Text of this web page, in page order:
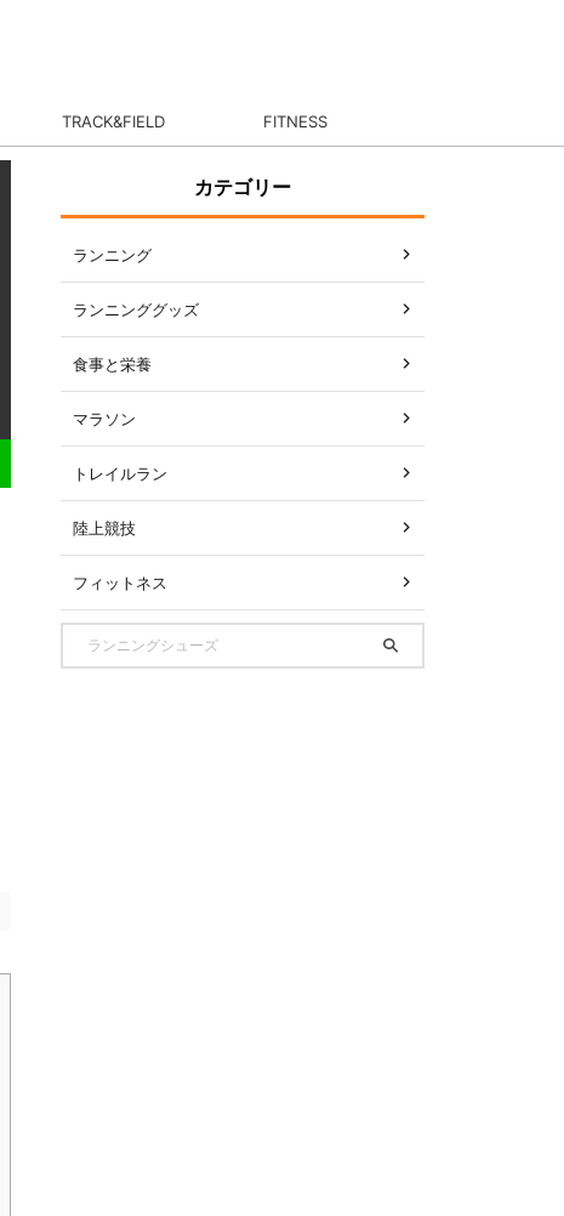
TRACK&FIELD FITNESS
カテゴリー
ランニング
ランニンググッズ
食事と栄養
マラソン
トレイルラン
陸上競技
フィットネス